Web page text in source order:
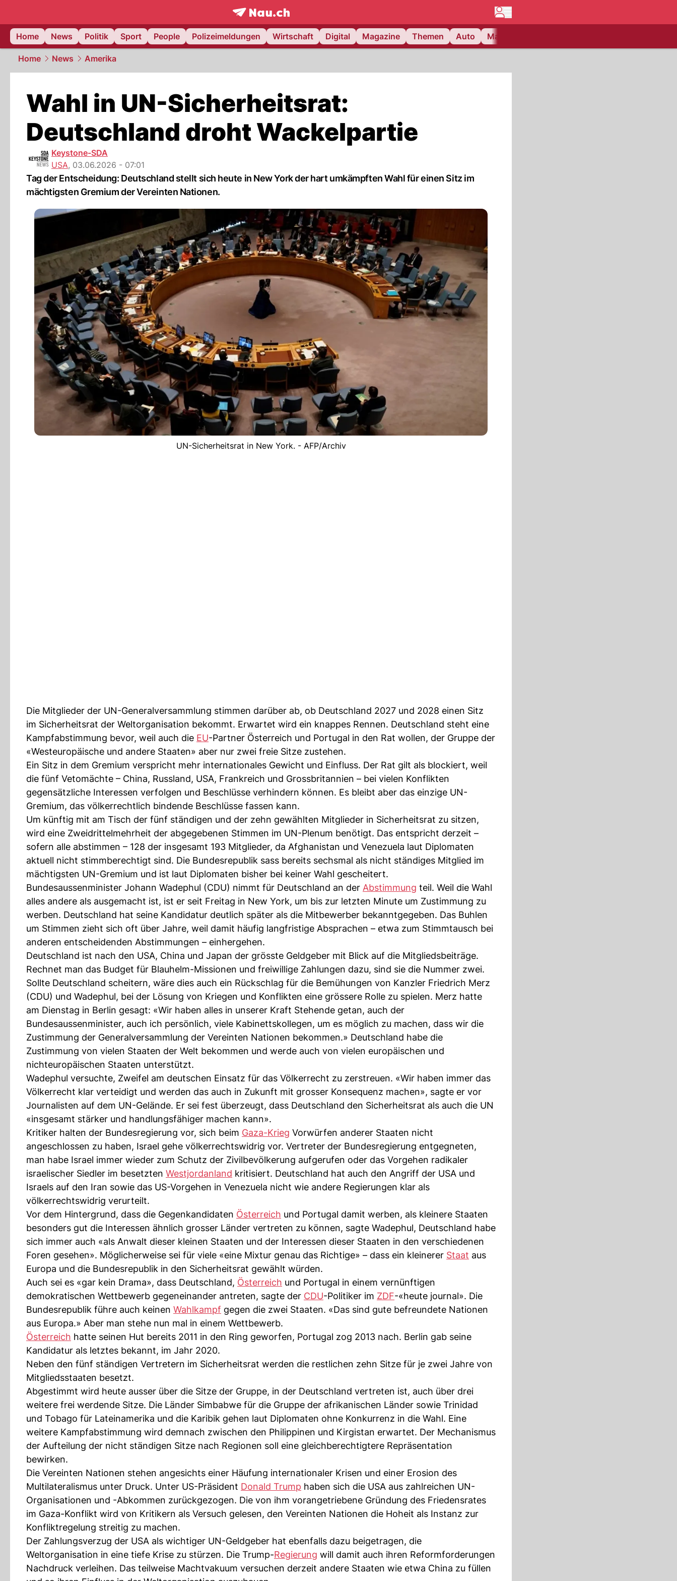
frontpage.NAU.ch
Home
News Politik Sport People Polizeimeldungen Wirtschaft Digital Magazine Themen Auto Matchcenter
Home News Amerika
Wahl in UN-Sicherheitsrat:
Deutschland droht Wackelpartie
Keystone-SDA
USA, 03.06.2026 - 07:01
Tag der Entscheidung: Deutschland stellt sich heute in New York der hart umkämpften Wahl für einen Sitz im
mächtigsten Gremium der Vereinten Nationen.
UN-Sicherheitsrat in New York. - AFP/Archiv
Die Mitglieder der UN-Generalversammlung stimmen darüber ab, ob Deutschland 2027 und 2028 einen Sitz
im Sicherheitsrat der Weltorganisation bekommt. Erwartet wird ein knappes Rennen. Deutschland steht eine
Kampfabstimmung bevor, weil auch die EU-Partner Österreich und Portugal in den Rat wollen, der Gruppe der
«Westeuropäische und andere Staaten» aber nur zwei freie Sitze zustehen.
Ein Sitz in dem Gremium verspricht mehr internationales Gewicht und Einfluss. Der Rat gilt als blockiert, weil
die fünf Vetomächte – China, Russland, USA, Frankreich und Grossbritannien – bei vielen Konflikten
gegensätzliche Interessen verfolgen und Beschlüsse verhindern können. Es bleibt aber das einzige UN-
Gremium, das völkerrechtlich bindende Beschlüsse fassen kann.
Um künftig mit am Tisch der fünf ständigen und der zehn gewählten Mitglieder in Sicherheitsrat zu sitzen,
wird eine Zweidrittelmehrheit der abgegebenen Stimmen im UN-Plenum benötigt. Das entspricht derzeit –
sofern alle abstimmen – 128 der insgesamt 193 Mitglieder, da Afghanistan und Venezuela laut Diplomaten
aktuell nicht stimmberechtigt sind. Die Bundesrepublik sass bereits sechsmal als nicht ständiges Mitglied im
mächtigsten UN-Gremium und ist laut Diplomaten bisher bei keiner Wahl gescheitert.
Bundesaussenminister Johann Wadephul (CDU) nimmt für Deutschland an der Abstimmung teil. Weil die Wahl
alles andere als ausgemacht ist, ist er seit Freitag in New York, um bis zur letzten Minute um Zustimmung zu
werben. Deutschland hat seine Kandidatur deutlich später als die Mitbewerber bekanntgegeben. Das Buhlen
um Stimmen zieht sich oft über Jahre, weil damit häufig langfristige Absprachen – etwa zum Stimmtausch bei
anderen entscheidenden Abstimmungen – einhergehen.
Deutschland ist nach den USA, China und Japan der grösste Geldgeber mit Blick auf die Mitgliedsbeiträge.
Rechnet man das Budget für Blauhelm-Missionen und freiwillige Zahlungen dazu, sind sie die Nummer zwei.
Sollte Deutschland scheitern, wäre dies auch ein Rückschlag für die Bemühungen von Kanzler Friedrich Merz
(CDU) und Wadephul, bei der Lösung von Kriegen und Konflikten eine grössere Rolle zu spielen. Merz hatte
am Dienstag in Berlin gesagt: «Wir haben alles in unserer Kraft Stehende getan, auch der
Bundesaussenminister, auch ich persönlich, viele Kabinettskollegen, um es möglich zu machen, dass wir die
Zustimmung der Generalversammlung der Vereinten Nationen bekommen.» Deutschland habe die
Zustimmung von vielen Staaten der Welt bekommen und werde auch von vielen europäischen und
nichteuropäischen Staaten unterstützt.
Wadephul versuchte, Zweifel am deutschen Einsatz für das Völkerrecht zu zerstreuen. «Wir haben immer das
Völkerrecht klar verteidigt und werden das auch in Zukunft mit grosser Konsequenz machen», sagte er vor
Journalisten auf dem UN-Gelände. Er sei fest überzeugt, dass Deutschland den Sicherheitsrat als auch die UN
«insgesamt stärker und handlungsfähiger machen kann».
Kritiker halten der Bundesregierung vor, sich beim Gaza-Krieg Vorwürfen anderer Staaten nicht
angeschlossen zu haben, Israel gehe völkerrechtswidrig vor. Vertreter der Bundesregierung entgegneten,
man habe Israel immer wieder zum Schutz der Zivilbevölkerung aufgerufen oder das Vorgehen radikaler
israelischer Siedler im besetzten Westjordanland kritisiert. Deutschland hat auch den Angriff der USA und
Israels auf den Iran sowie das US-Vorgehen in Venezuela nicht wie andere Regierungen klar als
völkerrechtswidrig verurteilt.
Vor dem Hintergrund, dass die Gegenkandidaten Österreich und Portugal damit werben, als kleinere Staaten
besonders gut die Interessen ähnlich grosser Länder vertreten zu können, sagte Wadephul, Deutschland habe
sich immer auch «als Anwalt dieser kleinen Staaten und der Interessen dieser Staaten in den verschiedenen
Foren gesehen». Möglicherweise sei für viele «eine Mixtur genau das Richtige» – dass ein kleinerer Staat aus
Europa und die Bundesrepublik in den Sicherheitsrat gewählt würden.
Auch sei es «gar kein Drama», dass Deutschland, Österreich und Portugal in einem vernünftigen
demokratischen Wettbewerb gegeneinander antreten, sagte der CDU-Politiker im ZDF-«heute journal». Die
Bundesrepublik führe auch keinen Wahlkampf gegen die zwei Staaten. «Das sind gute befreundete Nationen
aus Europa.» Aber man stehe nun mal in einem Wettbewerb.
Österreich hatte seinen Hut bereits 2011 in den Ring geworfen, Portugal zog 2013 nach. Berlin gab seine
Kandidatur als letztes bekannt, im Jahr 2020.
Neben den fünf ständigen Vertretern im Sicherheitsrat werden die restlichen zehn Sitze für je zwei Jahre von
Mitgliedsstaaten besetzt.
Abgestimmt wird heute ausser über die Sitze der Gruppe, in der Deutschland vertreten ist, auch über drei
weitere frei werdende Sitze. Die Länder Simbabwe für die Gruppe der afrikanischen Länder sowie Trinidad
und Tobago für Lateinamerika und die Karibik gehen laut Diplomaten ohne Konkurrenz in die Wahl. Eine
weitere Kampfabstimmung wird demnach zwischen den Philippinen und Kirgistan erwartet. Der Mechanismus
der Aufteilung der nicht ständigen Sitze nach Regionen soll eine gleichberechtigtere Repräsentation
bewirken.
Die Vereinten Nationen stehen angesichts einer Häufung internationaler Krisen und einer Erosion des
Multilateralismus unter Druck. Unter US-Präsident Donald Trump haben sich die USA aus zahlreichen UN-
Organisationen und -Abkommen zurückgezogen. Die von ihm vorangetriebene Gründung des Friedensrates
im Gaza-Konflikt wird von Kritikern als Versuch gelesen, den Vereinten Nationen die Hoheit als Instanz zur
Konfliktregelung streitig zu machen.
Der Zahlungsverzug der USA als wichtiger UN-Geldgeber hat ebenfalls dazu beigetragen, die
Weltorganisation in eine tiefe Krise zu stürzen. Die Trump-Regierung will damit auch ihren Reformforderungen
Nachdruck verleihen. Das teilweise Machtvakuum versuchen derzeit andere Staaten wie etwa China zu füllen